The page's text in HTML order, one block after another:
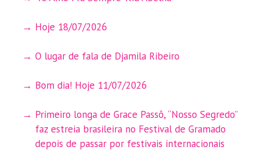
Hoje 18/07/2026
O lugar de fala de Djamila Ribeiro
Bom dia! Hoje 11/07/2026
Primeiro longa de Grace Passô, “Nosso Segredo”
faz estreia brasileira no Festival de Gramado
depois de passar por festivais internacionais